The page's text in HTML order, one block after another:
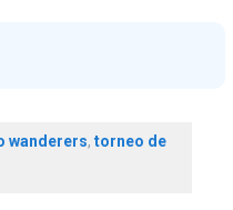
wanderers, torneo de